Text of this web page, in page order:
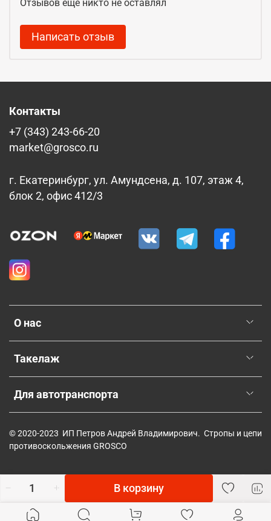
В корзину
Отзывов еще никто не оставлял
Написать отзыв
О нас
Такелаж
Для автотранспорта
Контакты
+7 (343) 243-66-20
market@grosco.ru
г. Екатеринбург, ул. Амундсена, д. 107, этаж 4,
блок 2, офис 412/3
© 2020-2023 ИП Петров Андрей Владимирович. Стропы и цепи
противоскольжения GROSCO